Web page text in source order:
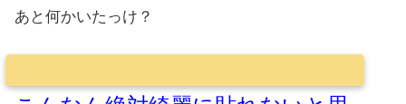
あと何かいたっけ？